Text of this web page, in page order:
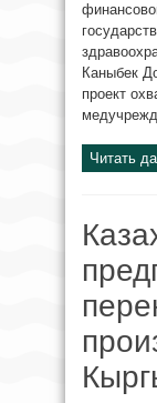
Каныбек
проект
Читать